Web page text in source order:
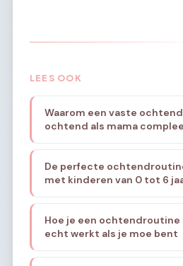
LEES OOK
Waarom een vaste
ochtend als mama
De perfecte
met kinderen van 0 tot 6
Hoe je een ochtendroutine
echt werkt als je moe bent